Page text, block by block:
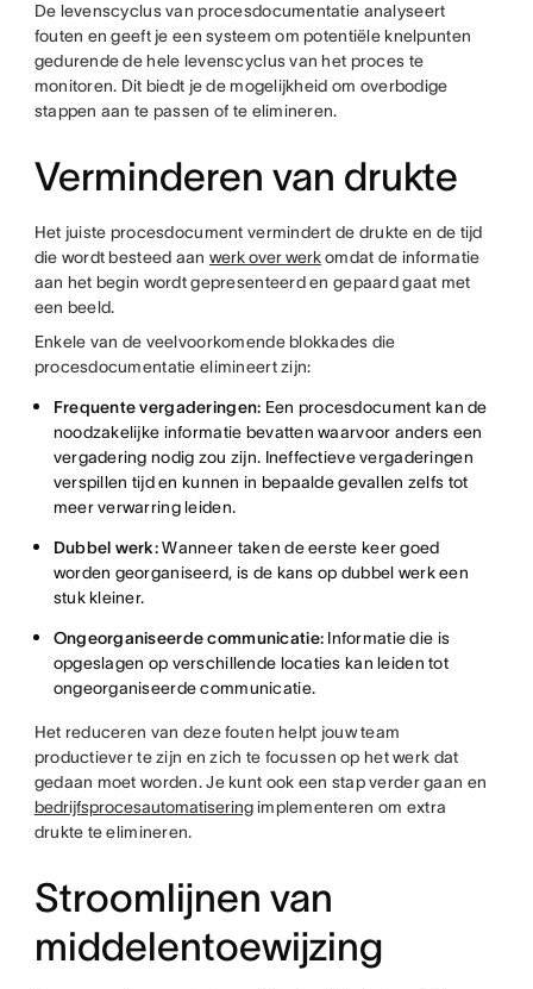
De levenscyclus van procesdocumentatie analyseert
fouten en geeft je een systeem om potentiële knelpunten
gedurende de hele levenscyclus van het proces te
monitoren. Dit biedt je de mogelijkheid om overbodige
stappen aan te passen of te elimineren.
Verminderen van drukte
Het juiste procesdocument vermindert de drukte en de tijd
die wordt besteed aan werk over werkomdat de informatie
aan het begin wordt gepresenteerd en gepaard gaat met
een beeld.
Enkele van de veelvoorkomende blokkades die
procesdocumentatie elimineert zijn:
Frequente vergaderingen: Een procesdocument kan de
noodzakelijke informatie bevatten waarvoor anders een
vergadering nodig zou zijn. Ineffectieve vergaderingen
verspillen tijd en kunnen in bepaalde gevallen zelfs tot
meer verwarring leiden.
Dubbel werk:Wanneer taken de eerste keer goed
worden georganiseerd, is de kans op dubbel werk een
stuk kleiner.
Ongeorganiseerde communicatie: Informatie die is
opgeslagen op verschillende locaties kan leiden tot
ongeorganiseerde communicatie.
Het reduceren van deze fouten helpt jouw team
productiever te zijn en zich te focussen op het werk dat
gedaan moet worden. Je kunt ook een stap verder gaan en
bedrijfsprocesautomatiseringimplementeren om extra
drukte te elimineren.
Stroomlijnen van
middelentoewijzing